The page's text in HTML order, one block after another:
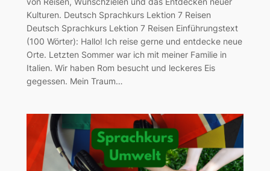
Kulturen. Deutsch Sprachkurs Lektion 7 Reisen
Deutsch Sprachkurs Lektion 7 Reisen Einführungstext
(100 Wörter): Hallo! Ich reise gerne und entdecke neue
Orte. Letzten Sommer war ich mit meiner Familie in
Italien. Wir haben Rom besucht und leckeres Eis
gegessen. Mein Traum…